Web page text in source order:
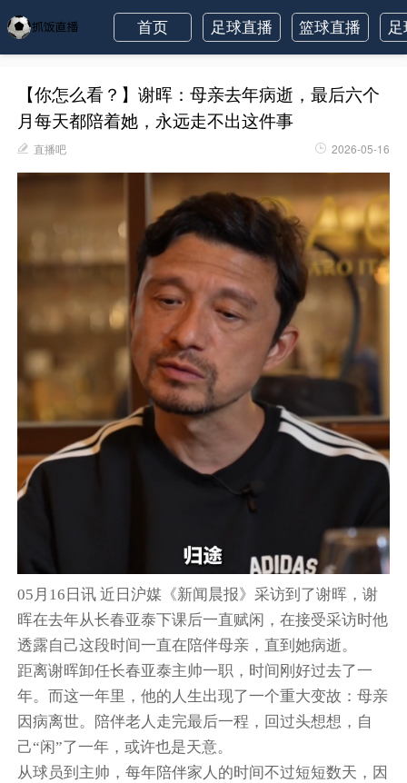
首页 足球直播 篮球直播
【你怎么看？】谢晖：母亲去年病逝，最后六个
月每天都陪着她，永远走不出这件事
直播吧 2026-05-16
05月16日讯 近日沪媒《新闻晨报》采访到了谢晖，谢
晖在去年从长春亚泰下课后一直赋闲，在接受采访时他
透露自己这段时间一直在陪伴母亲，直到她病逝。
距离谢晖卸任长春亚泰主帅一职，时间刚好过去了一
年。而这一年里，他的人生出现了一个重大变故：母亲
因病离世。陪伴老人走完最后一程，回过头想想，自
己“闲”了一年，或许也是天意。
从球员到主帅，每年陪伴家人的时间不过短短数天，因